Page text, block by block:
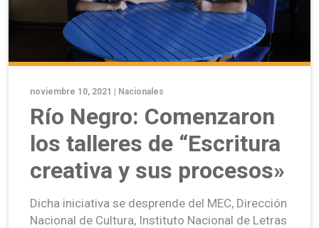
noviembre 10, 2021 | Nacionales
Río Negro: Comenzaron
los talleres de “Escritura
creativa y sus procesos»
Dicha iniciativa se desprende del MEC, Dirección
Nacional de Cultura, Instituto Nacional de Letras